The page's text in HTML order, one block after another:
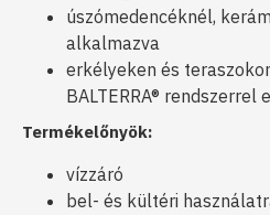
úszómedencéknél,
alkalmazva
erkélyeken és
BALTERRA®
Termékelőnyök:
vízzáró
bel- és kültéri